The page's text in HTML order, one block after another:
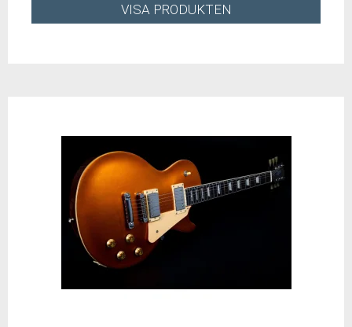
VISA PRODUKTEN